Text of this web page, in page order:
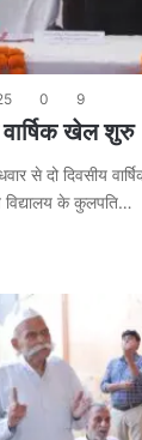
0 9
वार्षिक खेल शुरु
से दो दिवसीय
के कुलपति…